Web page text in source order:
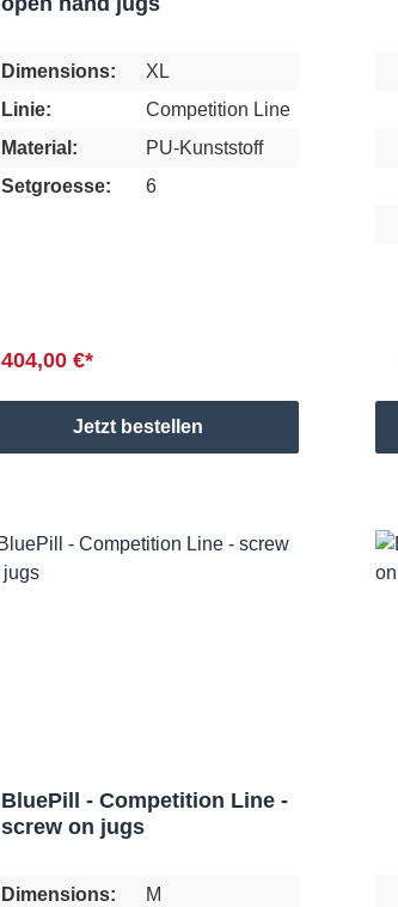
Dimensions:
XL
Linie:
Competition Line
Material:
PU-Kunststoff
Setgroesse:
6
404,00 €*
Jetzt bestellen
BluePill - Competition Line -
screw on jugs
Dimensions:
M